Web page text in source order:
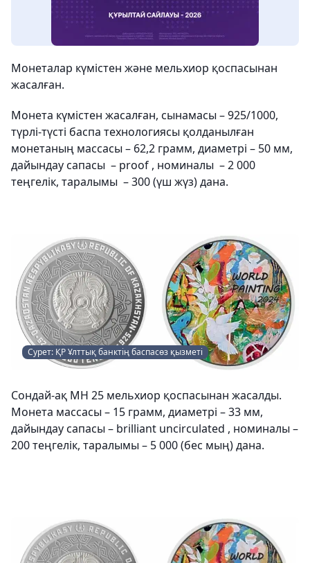
Монеталар күмістен және мельхиор қоспасынан
жасалған.
Монета күмістен жасалған, сынамасы – 925/1000,
түрлі-түсті баспа технологиясы қолданылған
монетаның массасы – 62,2 грамм, диаметрі – 50 мм,
дайындау сапасы – proof , номиналы – 2 000
теңгелік, таралымы – 300 (үш жүз) дана.
Сурет: ҚР Ұлттық банктің баспасөз қызметі
Сондай-ақ МН 25 мельхиор қоспасынан жасалды.
Монета массасы – 15 грамм, диаметрі – 33 мм,
дайындау сапасы – brilliant uncirculated , номиналы –
200 теңгелік, таралымы – 5 000 (бес мың) дана.